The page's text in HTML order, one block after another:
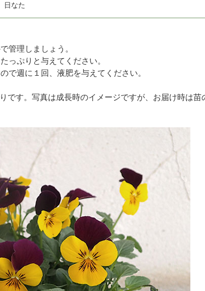
日なた
管理しましょう。
っぷりと与えてください。
で週に１回、液肥を与えてください。
です。写真は成長時のイメージですが、お届け時は苗